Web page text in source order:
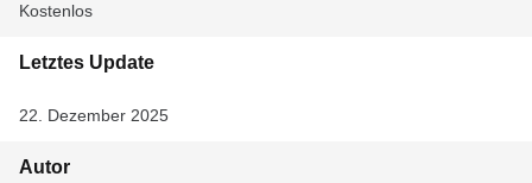
Kostenlos
Letztes Update
22. Dezember 2025
Autor